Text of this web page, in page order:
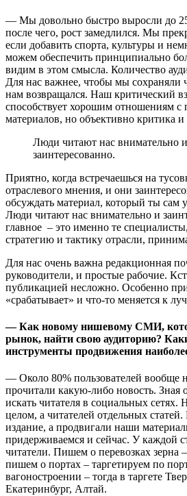
— Мы довольно быстро выросли до
после чего, рост замедлился. Мы
если добавить спорта, культуры и
можем обеспечить принципиально
видим в этом смысла. Количество
Для нас важнее, чтобы мы сохраняли
нам возвращался. Наш критический
способствует хорошим отношениям с
материалов, но объективно критика
Люди читают нас внимательно и
заинтересованно.
Приятно, когда встречаешься на
отраслевого мнения, и они
обсуждать материал, который ты сам
Люди читают нас внимательно и
главное – это именно те
стратегию и тактику отрасли,
Для нас очень важна редакционная
руководители, и простые рабочие.
публикацией несложно. Особенно
«срабатывает» и что-то меняется к
— Как новому нишевому СМИ,
рынок, найти свою аудиторию?
инструменты продвижения
— Около 80% пользователей вообще
прочитали какую-либо новость. Зная
искать читателя в социальных сетях.
целом, а читателей отдельных
издание, а продвигали наши
придерживаемся и сейчас. У каждой
читатели. Пишем о перевозках зерна
пишем о портах – таргетируем по
вагоностроении – тогда в таргете
Екатеринбург, Алтай.